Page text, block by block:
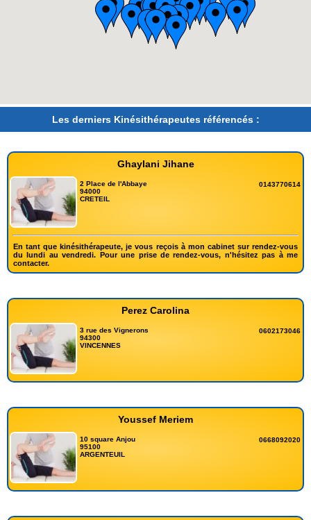
Les derniers Kinésithérapeutes référencés :
Ghaylani Jihane
2 Place de l'Abbaye
94000
CRETEIL
0143770614
En tant que kinésithérapeute, je vous reçois à mon cabinet sur rendez-vous
du lundi au vendredi. Pour une prise de rendez-vous, n'hésitez pas à me
contacter.
Perez Carolina
3 rue des Vignerons
94300
VINCENNES
0602173046
Youssef Meriem
10 square Anjou
95100
ARGENTEUIL
0668092020